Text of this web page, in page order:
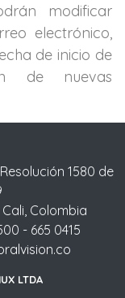
modificar
electrónico,
de inicio de
de nuevas
1580 de
Cali, Colombia
- 665 0415
LTDA